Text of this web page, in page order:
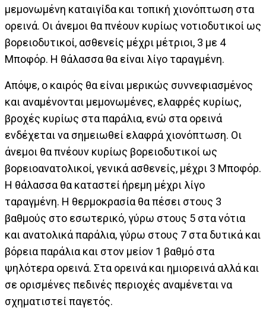
µεµονωµένη καταιγίδα και τοπική χιονόπτωση στα
ορεινά. Οι άνεµοι θα πνέουν κυρίως νοτιοδυτικοί ως
βορειοδυτικοί, ασθενείς µέχρι µέτριοι, 3 µε 4
Μποφόρ. Η θάλασσα θα είναι λίγο ταραγµένη.
Απόψε, ο καιρός θα είναι µερικώς συννεφιασµένος
και αναµένονται µεµονωµένες, ελαφρές κυρίως,
βροχές κυρίως στα παράλια, ενώ στα ορεινά
ενδέχεται να σηµειωθεί ελαφρά χιονόπτωση. Οι
άνεµοι θα πνέουν κυρίως βορειοδυτικοί ως
βορειοανατολικοί, γενικά ασθενείς, µέχρι 3 Μποφόρ.
Η θάλασσα θα καταστεί ήρεµη µέχρι λίγο
ταραγµένη. Η θερµοκρασία θα πέσει στους 3
βαθµούς στο εσωτερικό, γύρω στους 5 στα νότια
και ανατολικά παράλια, γύρω στους 7 στα δυτικά και
βόρεια παράλια και στον µείον 1 βαθµό στα
ψηλότερα ορεινά. Στα ορεινά και ηµιορεινά αλλά και
σε ορισµένες πεδινές περιοχές αναµένεται να
σχηµατιστεί παγετός.